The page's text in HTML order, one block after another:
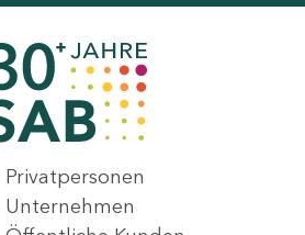
Privatpersonen
Unternehmen